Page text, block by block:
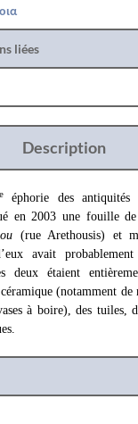
liées
Description
eéphorie des antiquités
en 2003 une fouille
(rue Arethousis) et
avait
deux étaient
(notamment de
à boire), des tuiles,